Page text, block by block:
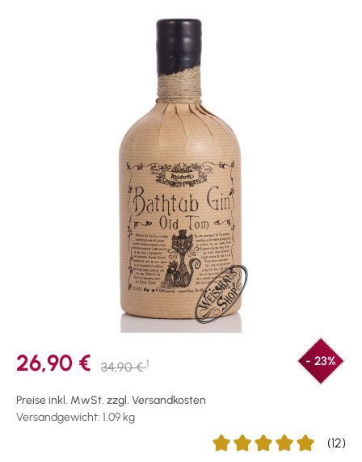
26,90 € 34,90 €1 - 23%
Preise inkl. MwSt. zzgl. Versandkosten
Versandgewicht: 1.09 kg
(12)